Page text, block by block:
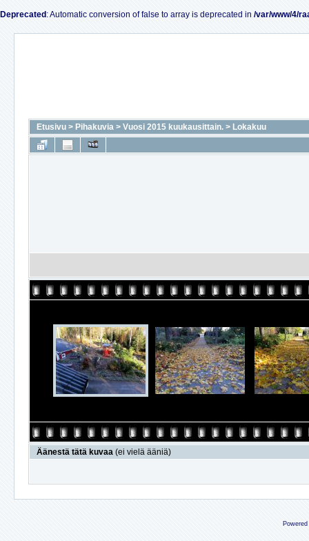
Deprecated : Automatic conversion of false to array is deprecated in /var/www/4/
Etusivu > Pihakuvia > Vuosi 2015 kuukausittain. > Lokakuu
Äänestä tätä kuvaa (ei vielä ääniä)